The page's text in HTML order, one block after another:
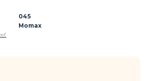
045
Momax